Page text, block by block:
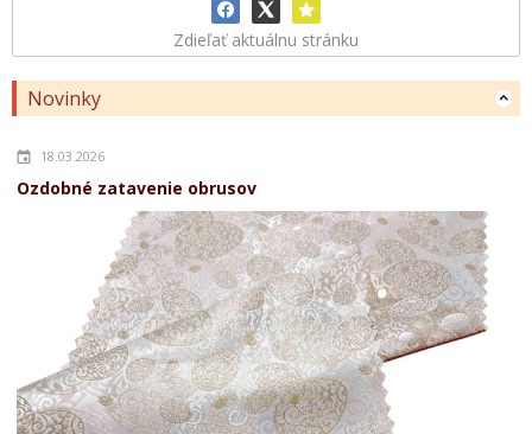
Zdieľať aktuálnu stránku
Novinky
18.03.2026
Ozdobné zatavenie obrusov